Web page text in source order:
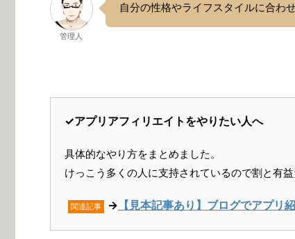
管理人
自分の性格やライフスタイルに合わ
✓アプリアフィリエイトをやりたい人へ
具体的なやり方をまとめました。
けっこう多くの人に支持されているので割と有益
関連記事 → 【見本記事あり】ブログでアプリ